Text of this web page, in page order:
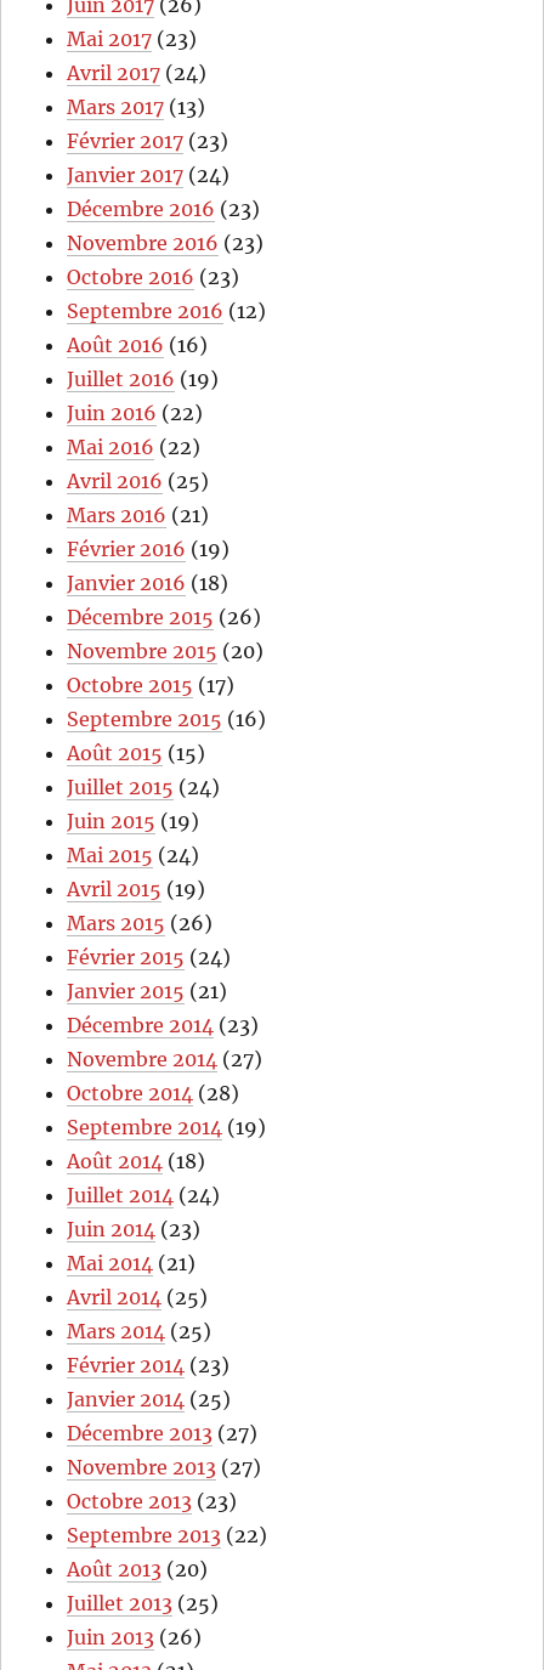
Mai 2017 (23)
Avril 2017 (24)
Mars 2017 (13)
Février 2017 (23)
Janvier 2017 (24)
Décembre 2016 (23)
Novembre 2016 (23)
Octobre 2016 (23)
Septembre 2016 (12)
Août 2016 (16)
Juillet 2016 (19)
Juin 2016 (22)
Mai 2016 (22)
Avril 2016 (25)
Mars 2016 (21)
Février 2016 (19)
Janvier 2016 (18)
Décembre 2015 (26)
Novembre 2015 (20)
Octobre 2015 (17)
Septembre 2015 (16)
Août 2015 (15)
Juillet 2015 (24)
Juin 2015 (19)
Mai 2015 (24)
Avril 2015 (19)
Mars 2015 (26)
Février 2015 (24)
Janvier 2015 (21)
Décembre 2014 (23)
Novembre 2014 (27)
Octobre 2014 (28)
Septembre 2014 (19)
Août 2014 (18)
Juillet 2014 (24)
Juin 2014 (23)
Mai 2014 (21)
Avril 2014 (25)
Mars 2014 (25)
Février 2014 (23)
Janvier 2014 (25)
Décembre 2013 (27)
Novembre 2013 (27)
Octobre 2013 (23)
Septembre 2013 (22)
Août 2013 (20)
Juillet 2013 (25)
Juin 2013 (26)